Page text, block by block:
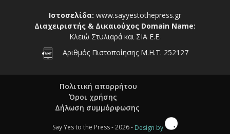
Ιστοσελίδα: www.sayyestothepress.gr
Διαχειριστής & Δικαιούχος Domain Name:
Κλειώ Στυλιαρά και ΣΙΑ Ε.Ε.
Αριθμός Πιστοποίησης Μ.Η.Τ. 252127
Πολιτική απορρήτου
Όροι χρήσης
Δήλωση συμμόρφωσης
Say Yes to the Press - 2026 - Design by